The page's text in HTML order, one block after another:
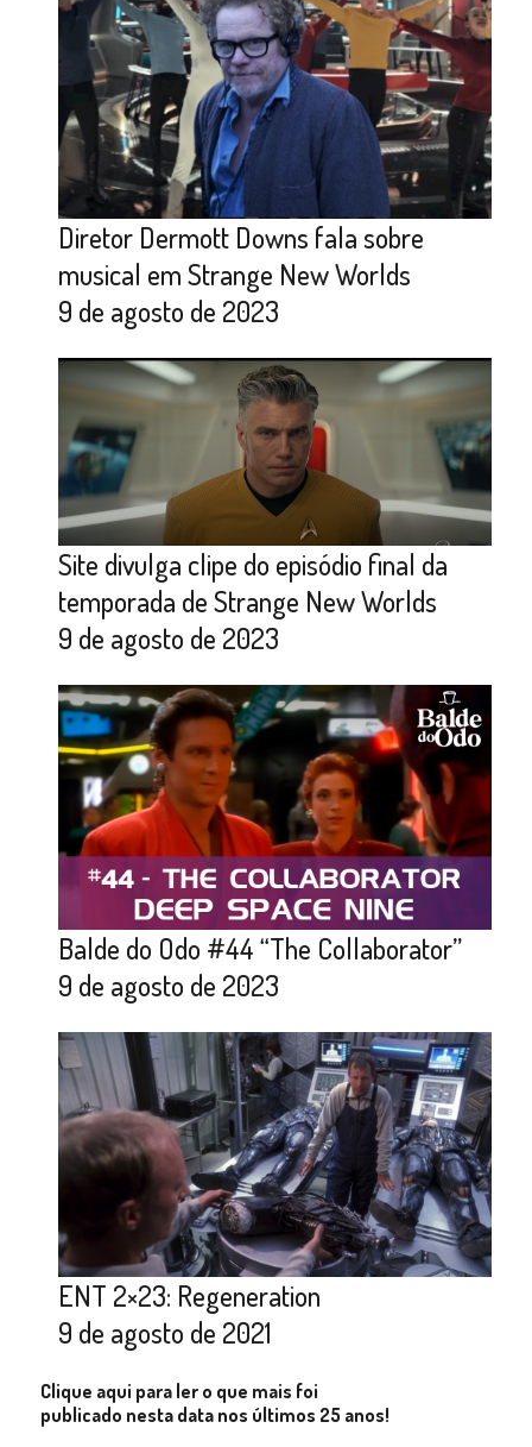
Diretor Dermott Downs fala sobre
musical em Strange New Worlds
9 de agosto de 2023
Site divulga clipe do episódio final da
temporada de Strange New Worlds
9 de agosto de 2023
Balde do Odo #44 “The Collaborator”
9 de agosto de 2023
ENT 2×23: Regeneration
9 de agosto de 2021
Clique aqui para ler o que mais foi
publicado nesta data nos últimos 25 anos!